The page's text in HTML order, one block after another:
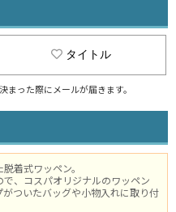
タイトル
った際にメールが届きます。
着式ワッペン。
、コスパオリジナルのワッペン
ついたバッグや小物入れに取り付